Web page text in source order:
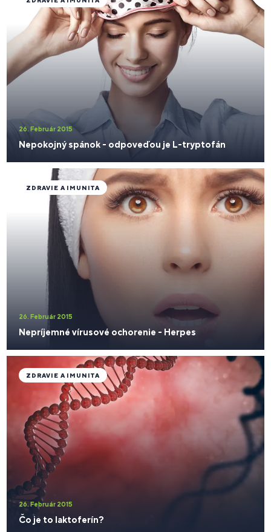
26. Február 2015
Nepokojný spánok - odpoveďou je L-tryptofán
26. Február 2015
Nepríjemné vírusové ochorenie - Herpes
ZDRAVIE A IMUNITA
26. Február 2015
Čo je to laktoferín?
ZDRAVIE A IMUNITA